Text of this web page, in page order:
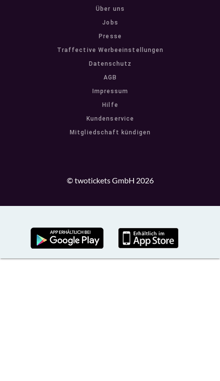
Über uns
Jobs
Presse
Traffective Werbeeinstellungen
Datenschutz
AGB
Impressum
Hilfe
Kundenservice
Mitgliedschaft kündigen
© twotickets GmbH 2026